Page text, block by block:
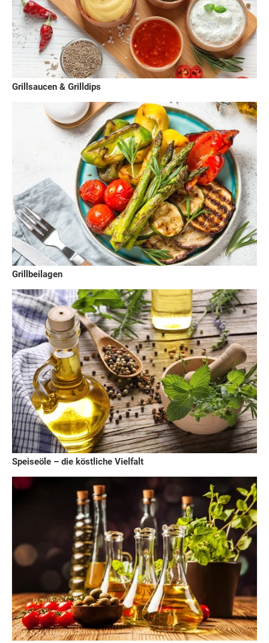
Grillsaucen & Grilldips
Grillbeilagen
Speiseöle – die köstliche Vielfalt